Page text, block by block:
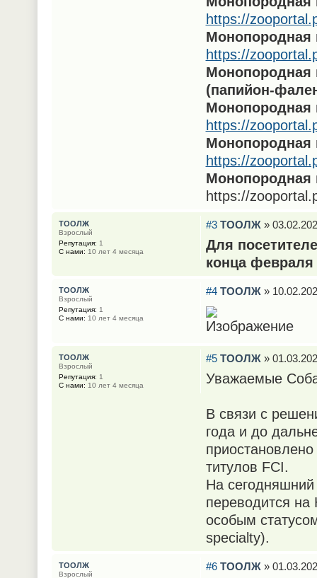
https://
Монопородная
https://
Монопородная
(папийон-
Монопородная
https://
Монопородная
https://
Монопородная
https://
#3 ТООЛЖ »
Для
конца
ТООЛЖ
Взрослый
Репутация: 1
С нами: 10 лет 4 месяца
#4 ТООЛЖ »
ТООЛЖ
Взрослый
Репутация: 1
С нами: 10 лет 4 месяца
#5 ТООЛЖ »
Уважаемые
В связи с
года и до
титулов FCI.
На
переводится
особым
specialty).
ТООЛЖ
Взрослый
Репутация: 1
С нами: 10 лет 4 месяца
#6 ТООЛЖ »
ТООЛЖ
Взрослый